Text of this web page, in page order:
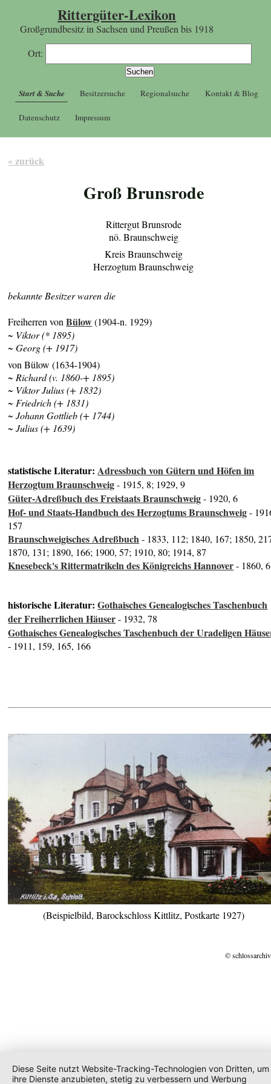
Rittergüter-Lexikon
Großgrundbesitz in Sachsen und Preußen bis 1918
Ort:
Start & Suche Besitzersuche Regionalsuche Kontakt & Blog
Datenschutz Impressum
« zurück
Groß Brunsrode
Rittergut Brunsrode
nö. Braunschweig
Kreis Braunschweig
Herzogtum Braunschweig
bekannte Besitzer waren die
Freiherren vonBülow(1904-n. 1929)
~ Viktor (* 1895)
~ Georg (+ 1917)
von Bülow (1634-1904)
~ Richard (v. 1860-+ 1895)
~ Viktor Julius (+ 1832)
~ Friedrich (+ 1831)
~ Johann Gottlieb (+ 1744)
~ Julius (+ 1639)
statistische Literatur:Adressbuch von Gütern und Höfen im
Herzogtum Braunschweig- 1915, 8; 1929, 9
Güter-Adreßbuch des Freistaats Braunschweig- 1920, 6
Hof- und Staats-Handbuch des Herzogtums Braunschweig-
157
Braunschweigisches Adreßbuch- 1833, 112; 1840, 167; 1850,
1870, 131; 1890, 166; 1900, 57; 1910, 80; 1914, 87
Knesebeck's Rittermatrikeln des Königreichs Hannover- 1860,
historische Literatur:Gothaisches Genealogisches Taschenbuch
der Freiherrlichen Häuser- 1932, 78
Gothaisches Genealogisches Taschenbuch der Uradeligen
- 1911, 159, 165, 166
(Beispielbild, Barockschloss Kittlitz, Postkarte 1927)
©
Diese Seite nutzt Website-Tracking-Technologien von Dritten, um
ihre Dienste anzubieten, stetig zu verbessern und Werbung